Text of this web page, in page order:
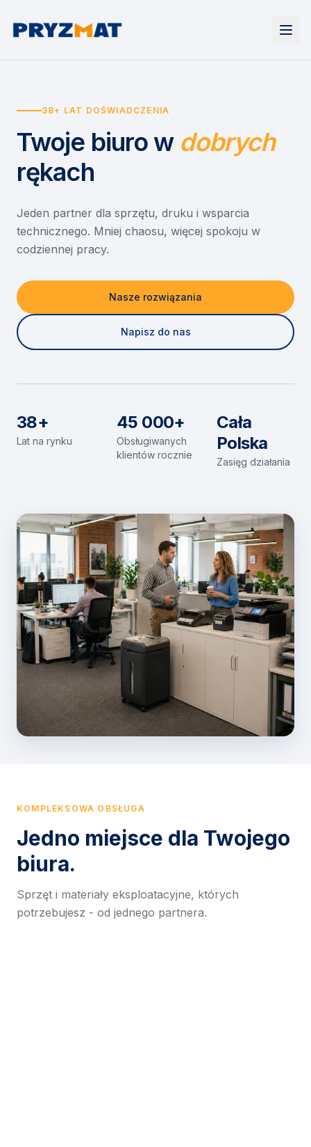
Urządzenia
Drukarki i urządzenia wielofunkcyjne
Etykiety i identyfikacja
Skanery i obieg dokumentów
Monitory interaktywne
Niszczarki dokumentów
Wynajem drukarek
Wynajem urządzeń biurowych
Asystent druku
EZD RP
Misja szkoła
Serwis
O nas
Kontakt
38+ LAT DOŚWIADCZENIA
Twoje biuro w dobrych
rękach
Jeden partner dla sprzętu, druku i wsparcia
technicznego. Mniej chaosu, więcej spokoju w
codziennej pracy.
Nasze rozwiązania
Napisz do nas
38+
Lat na rynku
45 000+
Obsługiwanych
klientów rocznie
Cała
Polska
Zasięg działania
KOMPLEKSOWA OBSŁUGA
Jedno miejsce dla Twojego
biura.
Sprzęt i materiały eksploatacyjne, których
potrzebujesz - od jednego partnera.